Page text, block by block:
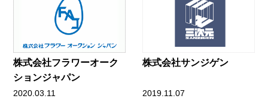
株式会社フラワーオーク
ションジャパン
2020.03.11
株式会社サンジゲン
2019.11.07